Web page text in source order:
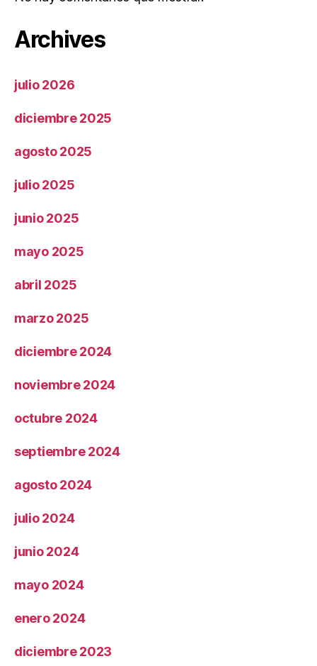
Archives
julio 2026
diciembre 2025
agosto 2025
julio 2025
junio 2025
mayo 2025
abril 2025
marzo 2025
diciembre 2024
noviembre 2024
octubre 2024
septiembre 2024
agosto 2024
julio 2024
junio 2024
mayo 2024
enero 2024
diciembre 2023